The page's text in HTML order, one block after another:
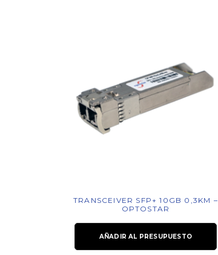
TRANSCEIVER SFP+ 10GB 0,3KM –
OPTOSTAR
AÑADIR AL PRESUPUESTO